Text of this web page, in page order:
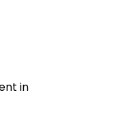
in